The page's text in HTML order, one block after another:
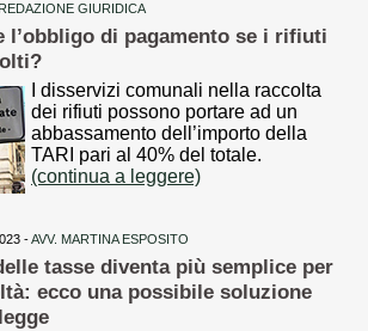
REDAZIONE GIURIDICA
l’obbligo di pagamento se i rifiuti
I disservizi comunali nella raccolta
dei rifiuti possono portare ad un
abbassamento dell’importo della
TARI pari al 40% del totale.
(continua a leggere)
-AVV. MARTINA ESPOSITO
tasse diventa più semplice per
ecco una possibile soluzione